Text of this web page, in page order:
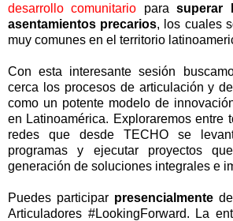
desarrollo comunitario parasuperar
asentamientos precarios, los cuales
muy comunes en el territorio
Con esta interesante sesión
cerca los procesos de articulación y
como un potente modelo de
en Latinoamérica. Exploraremos entre
redes que desde TECHO se
programas y ejecutar proyectos
generación de soluciones integrales e
Puedes participar presencialmente
Articuladores #LookingForward. La